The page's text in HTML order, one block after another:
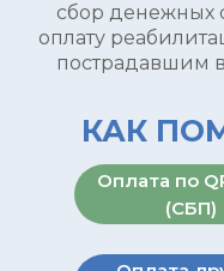
сбор денежных
оплату
пострадавшим
КАК
Оплата по
(СБП)